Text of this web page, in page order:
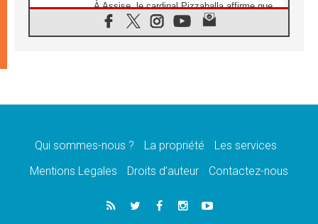
À Assise, le cardinal Pizzaballa affirme que
«les chrétiens veulent la paix»
06.08.2026
message de paix et de dignité humaine»
«La visite du Pape en Uruguay renforcera
05.08.2026
Le nonce en Ukraine: «Il est inquiétant
Qui sommes-nous ? La propriété
Les services
Mentions Legales
Droits d’auteur Contactez-nous